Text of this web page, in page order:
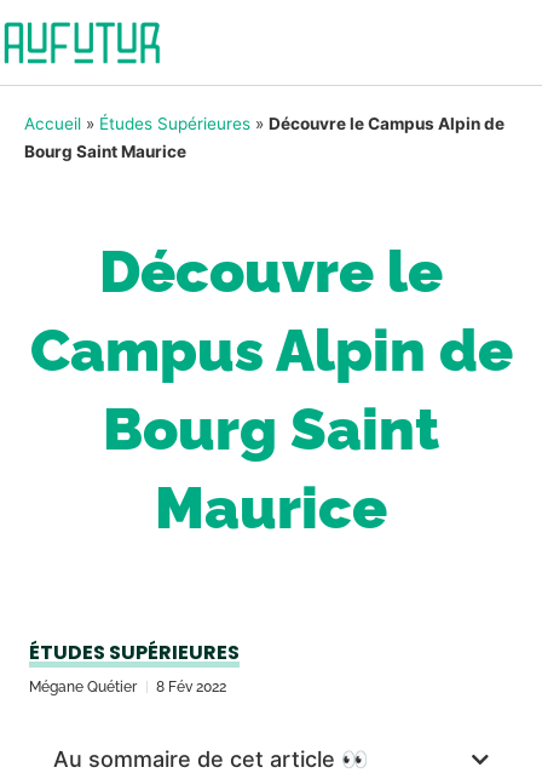
Accueil » Études Supérieures » Découvre le Campus Alpin de
Bourg Saint Maurice
Découvre le
Campus Alpin de
Bourg Saint
Maurice
ÉTUDES SUPÉRIEURES
Mégane Quétier 8 Fév 2022
Au sommaire de cet article 👀